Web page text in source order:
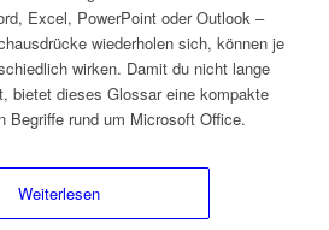
Excel, PowerPoint oder Outlook –
wiederholen sich, können je
wirken. Damit du nicht lange
bietet dieses Glossar eine kompakte
Begriffe rund um Microsoft Office.
Weiterlesen